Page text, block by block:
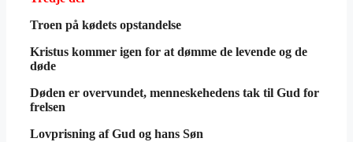
Troen på kødets opstandelse
Kristus kommer igen for at dømme de levende og de
døde
Døden er overvundet, menneskehedens tak til Gud for
frelsen
Lovprisning af Gud og hans Søn